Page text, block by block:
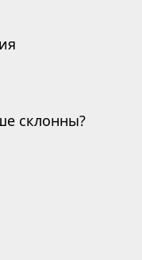
склонны?